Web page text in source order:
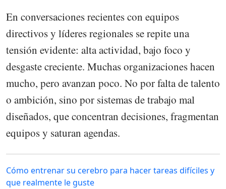
En conversaciones recientes con equipos
directivos y líderes regionales se repite una
tensión evidente: alta actividad, bajo foco y
desgaste creciente. Muchas organizaciones hacen
mucho, pero avanzan poco. No por falta de talento
o ambición, sino por sistemas de trabajo mal
diseñados, que concentran decisiones, fragmentan
equipos y saturan agendas.
Cómo entrenar su cerebro para hacer tareas difíciles y
que realmente le guste